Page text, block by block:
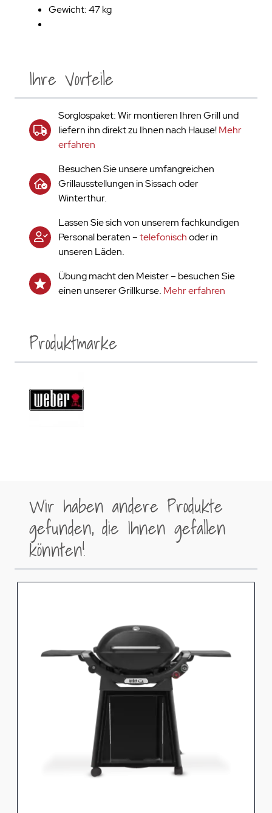
Ihre Vorteile
Sorglospaket: Wir montieren Ihren Grill und
liefern ihn direkt zu Ihnen nach Hause!Mehr
erfahren
Besuchen Sie unsere umfangreichen
Grillausstellungen in Sissach oder
Winterthur.
Lassen Sie sich von unserem fachkundigen
Personal beraten –telefonischoder in
unseren Läden.
Übung macht den Meister – besuchen Sie
einen unserer Grillkurse. Mehr erfahren
Gewicht: 47 kg
Produktmarke
Wir haben andere Produkte
gefunden, die Ihnen gefallen
könnten!